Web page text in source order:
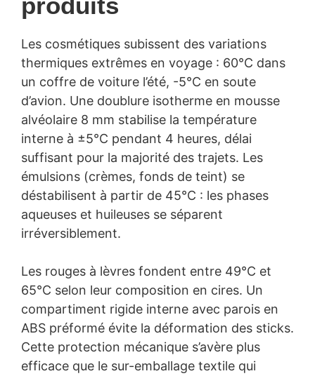
Les cosmétiques subissent des variations
thermiques extrêmes en voyage : 60°C dans
un coffre de voiture l’été, -5°C en soute
d’avion. Une doublure isotherme en mousse
alvéolaire 8 mm stabilise la température
interne à ±5°C pendant 4 heures, délai
suffisant pour la majorité des trajets. Les
émulsions (crèmes, fonds de teint) se
déstabilisent à partir de 45°C : les phases
aqueuses et huileuses se séparent
irréversiblement.
Les rouges à lèvres fondent entre 49°C et
65°C selon leur composition en cires. Un
compartiment rigide interne avec parois en
ABS préformé évite la déformation des sticks.
Cette protection mécanique s’avère plus
efficace que le sur-emballage textile qui